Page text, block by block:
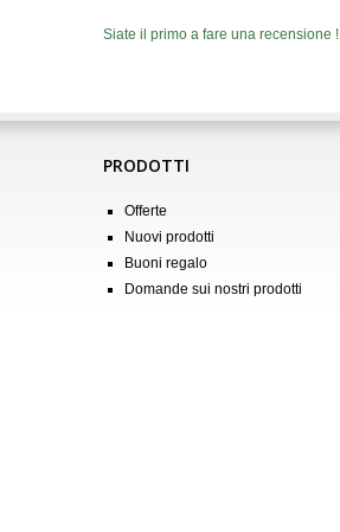
Siate il primo a fare una recensione !
PRODOTTI
Offerte
Nuovi prodotti
Buoni regalo
Domande sui nostri prodotti